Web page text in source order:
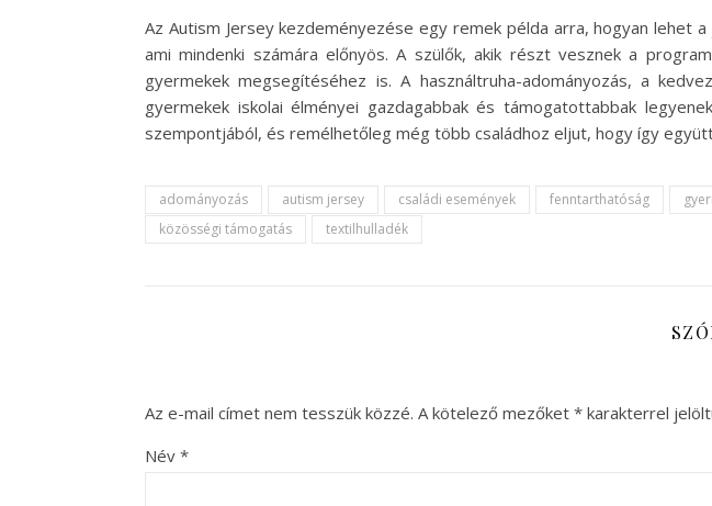
Az Autism Jersey kezdeményezése egy remek példa arra, hogyan
ami mindenki számára előnyös. A szülők, akik részt vesznek a
gyermekek megsegítéséhez is. A használtruha-adományozás, a
gyermekek iskolai élményei gazdagabbak és támogatottabbak
szempontjából, és remélhetőleg még több családhoz eljut, hogy így
adományozás autism jersey családi események fenntarthatóság
közösségi támogatás
textilhulladék
Az e-mail címet nem tesszük közzé. A kötelező mezőket * karakterrel
Név *